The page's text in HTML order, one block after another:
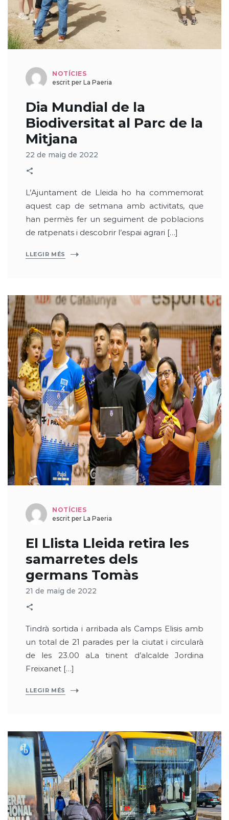
NOTÍCIES
escrit per La Paeria
Dia Mundial de la
Biodiversitat al Parc de la
Mitjana
22 de maig de 2022
L’Ajuntament de Lleida ho ha commemorat
aquest cap de setmana amb activitats, que
han permès fer un seguiment de poblacions
de ratpenats i descobrir l’espai agrari […]
LLEGIR MÉS
NOTÍCIES
escrit per La Paeria
El Llista Lleida retira les
samarretes dels
germans Tomàs
21 de maig de 2022
Tindrà sortida i arribada als Camps Elisis amb
un total de 21 parades per la ciutat i circularà
de les 23.00 aLa tinent d’alcalde Jordina
Freixanet […]
LLEGIR MÉS